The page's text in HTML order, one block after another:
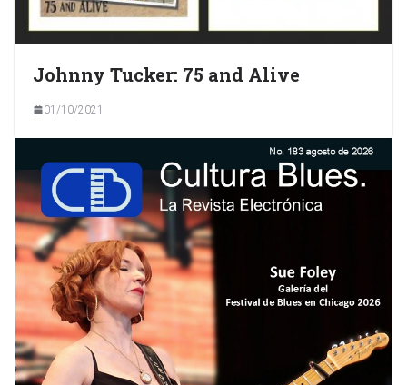
Johnny Tucker: 75 and Alive
01/10/2021